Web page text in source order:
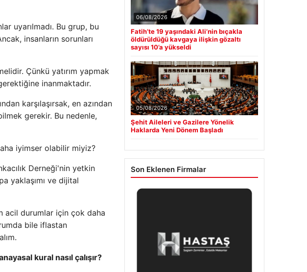
uyarılmadı. Bu grup, bu
insanların sorunları
Çünkü yatırım yapmak
inanmaktadır.
karşılaşırsak, en azından
gerekir. Bu nedenle,
iyimser olabilir miyiz?
Derneği'nin yetkin
yaklaşımı ve dijital
acil durumlar için çok daha
bile iflastan
kural nasıl çalışır?
06/08/2026
Fatih’te 19 yaşındaki Ali’nin bıçakla
öldürüldüğü kavgaya ilişkin gözaltı
sayısı 10’a yükseldi
05/08/2026
Şehit Aileleri ve Gazilere Yönelik
Haklarda Yeni Dönem Başladı
Son Eklenen Firmalar